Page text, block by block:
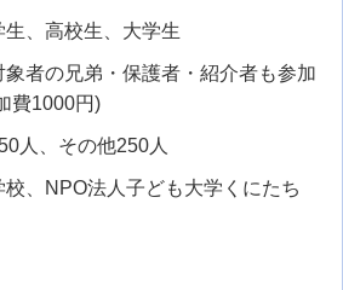
、高校生、大学生
者の兄弟・保護者・紹介者も参加
費1000円)
人、その他250 人
校、NPO法人子ども大学くにたち